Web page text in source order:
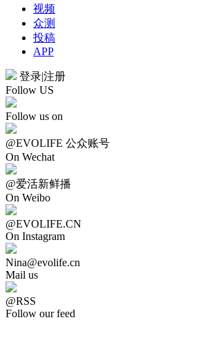
视频
众测
投稿
APP
登录|注册
Follow US
Follow us on
@EVOLIFE 公众账号
On Wechat
@爱活新鲜播
On Weibo
@EVOLIFE.CN
On Instagram
Nina@evolife.cn
Mail us
@RSS
Follow our feed